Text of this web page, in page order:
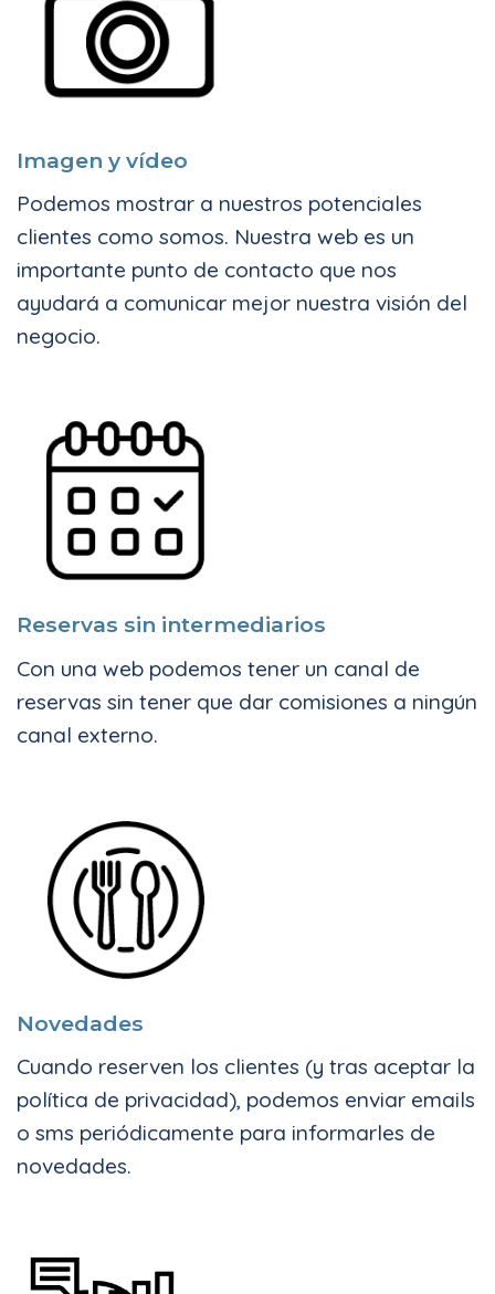
Imagen y vídeo
Podemos mostrar a nuestros potenciales
clientes como somos. Nuestra web es un
importante punto de contacto que nos
ayudará a comunicar mejor nuestra visión del
negocio.
Reservas sin intermediarios
Con una web podemos tener un canal de
reservas sin tener que dar comisiones a ningún
canal externo.
Novedades
Cuando reserven los clientes (y tras aceptar la
política de privacidad), podemos enviar emails
o sms periódicamente para informarles de
novedades.